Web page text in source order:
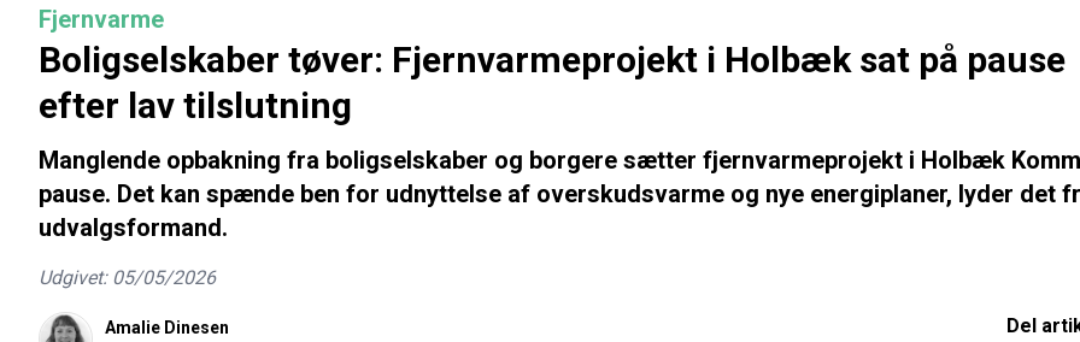
Fjernvarme
Boligselskaber tøver: Fjernvarmeprojekt i Holbæk sat på pause
efter lav tilslutning
Manglende opbakning fra boligselskaber og borgere sætter fjernvarmeprojekt i Holbæk
pause. Det kan spænde ben for udnyttelse af overskudsvarme og nye energiplaner, lyder det
udvalgsformand.
Udgivet: 05/05/2026
Amalie Dinesen Del